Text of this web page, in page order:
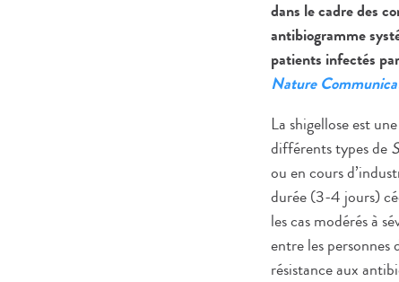
dans le cadre des
antibiogramme
patients infectés
Nature
La shigellose est
différents types de
ou en cours
durée (3-4 jours)
les cas modérés à
entre les personnes
résistance aux